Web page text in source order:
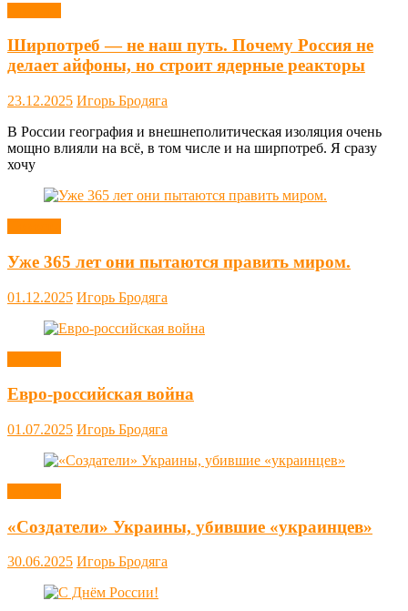
Ширпотреб — не наш путь. Почему Россия не
делает айфоны, но строит ядерные реакторы
23.12.2025 Игорь Бродяга
В России география и внешнеполитическая изоляция очень
мощно влияли на всё, в том числе и на ширпотреб. Я сразу
хочу
Уже 365 лет они пытаются править миром.
01.12.2025 Игорь Бродяга
Евро-российская война
01.07.2025 Игорь Бродяга
«Создатели» Украины, убившие «украинцев»
30.06.2025 Игорь Бродяга